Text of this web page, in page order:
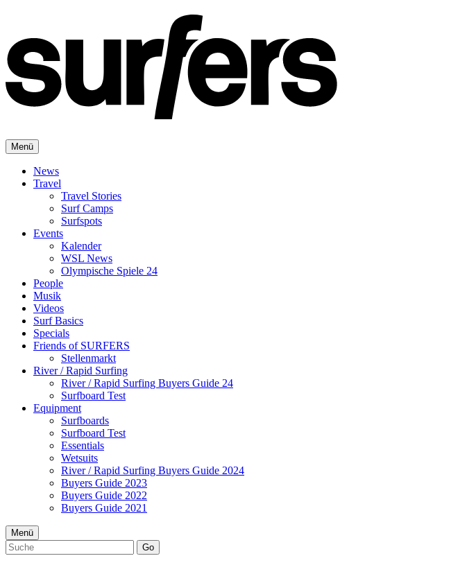
Menü
News
Travel
Travel Stories
Surf Camps
Surfspots
Events
Kalender
WSL News
Olympische Spiele 24
People
Musik
Videos
Surf Basics
Specials
Friends of SURFERS
Stellenmarkt
River / Rapid Surfing
River / Rapid Surfing Buyers Guide 24
Surfboard Test
Equipment
Surfboards
Surfboard Test
Essentials
Wetsuits
River / Rapid Surfing Buyers Guide 2024
Buyers Guide 2023
Buyers Guide 2022
Buyers Guide 2021
Menü
Go